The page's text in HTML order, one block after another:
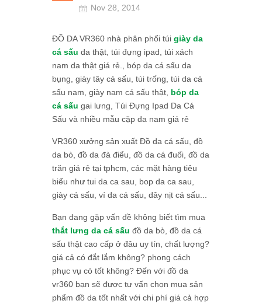
Nov 28, 2014
ĐỒ DA VR360 nhà phân phối túi giày da
cá sấu da thật, túi đựng ipad, túi xách
nam da thật giá rẻ., bóp da cá sấu da
bụng, giày tây cá sấu, túi trống, túi da cá
sấu nam, giày nam cá sấu thật, bóp da
cá sấu gai lưng, Túi Đựng Ipad Da Cá
Sấu và nhiều mẫu cặp da nam giá rẻ
VR360 xưởng sản xuất Đồ da cá sấu, đồ
da bò, đồ da đà điểu, đồ da cá đuối, đồ da
trăn giá rẻ tại tphcm, các mặt hàng tiêu
biểu như tui da ca sau, bop da ca sau,
giày cá sấu, ví da cá sấu, dây nịt cá sấu...
Bạn đang gặp vấn đề không biết tìm mua
thắt lưng da cá sấu đồ da bò, đồ da cá
sấu thật cao cấp ở đâu uy tín, chất lượng?
giá cả có đắt lắm không? phong cách
phục vụ có tốt không? Đến với đồ da
vr360 bạn sẽ được tư vấn chọn mua sản
phẩm đồ da tốt nhất với chi phí giá cả hợp